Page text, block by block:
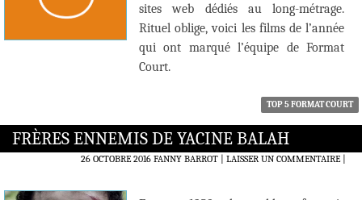
sites web dédiés au long-métrage.
Rituel oblige, voici les films de l’année
qui ont marqué l’équipe de Format
Court.
TOP 5 FORMAT COURT
FRÈRES ENNEMIS DE YACINE BALAH
26 OCTOBRE 2016 FANNY BARROT LAISSER UN COMMENTAIRE|